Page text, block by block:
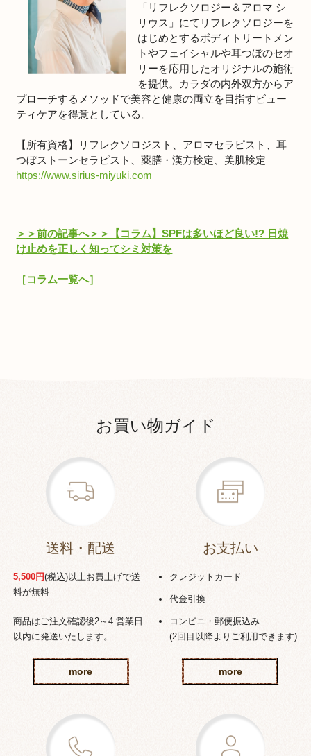
「リフレクソロジー＆アロマ シ
リウス」にてリフレクソロジーを
はじめとするボディトリートメン
トやフェイシャルや耳つぼのセオ
リーを応用したオリジナルの施術
を提供。カラダの内外双方からア
プローチするメソッドで美容と健康の両立を目指すビュー
ティケアを得意としている。
【所有資格】リフレクソロジスト、アロマセラピスト、耳
つぼストーンセラピスト、薬膳・漢方検定、美肌検定
https://www.sirius-miyuki.com
＞＞前の記事へ＞＞【コラム】SPFは多いほど良い!? 日焼
け止めを正しく知ってシミ対策を
［コラム一覧へ］
お買い物ガイド
送料・配送
5,500円(税込)以上お買上げで送
料が無料
商品はご注文確認後2～4 営業日
以内に発送いたします。
more
お支払い
クレジットカード
代金引換
コンビニ・郵便振込み
(2回目以降よりご利用できます)
more